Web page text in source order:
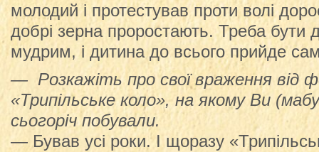
молодий і протестував проти волі
добрі зерна проростають. Треба бути
мудрим, і дитина до всього прийде
— Розкажіть про свої враження від
«Трипільське коло», на якому Ви
сьогоріч побували.
— Бував усі роки. І щоразу